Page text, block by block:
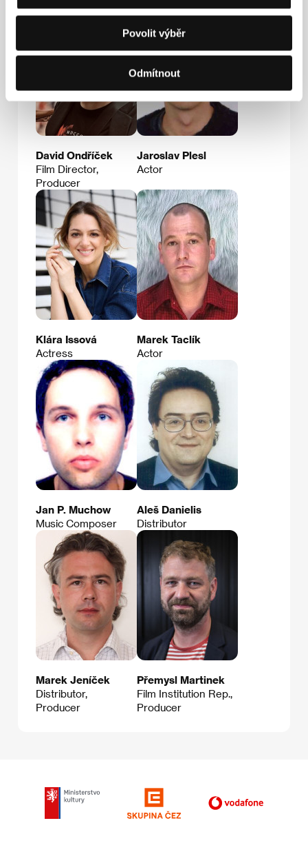
Povolit výběr
Odmítnout
David Ondříček
Film Director,
Producer
Jaroslav Plesl
Actor
Klára Issová
Actress
Marek Taclík
Actor
Jan P. Muchow
Music Composer
Aleš Danielis
Distributor
Marek Jeníček
Distributor,
Producer
Přemysl Martinek
Film Institution Rep.,
Producer